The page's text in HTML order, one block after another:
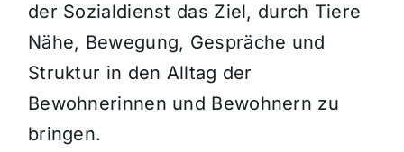
der Sozialdienst das Ziel, durch Tiere
Nähe, Bewegung, Gespräche und
Struktur in den Alltag der
Bewohnerinnen und Bewohnern zu
bringen.